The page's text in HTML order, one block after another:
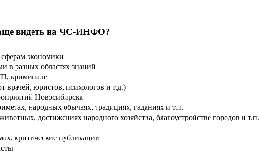
видеть на ЧС-ИНФО?
экономики
в разных областях знаний
криминале
врачей, юристов, психологов и т.д.)
Новосибирска
народных обычаях, традициях, гаданиях и т.п.
достижениях народного хозяйства, благоустройстве городов и т.п.
критические публикации